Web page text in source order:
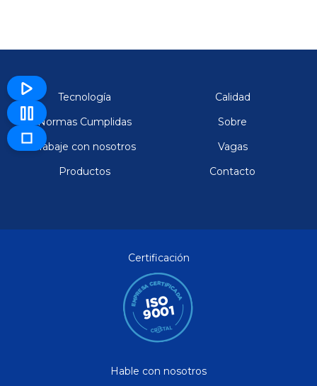
Tecnología
Calidad
Normas Cumplidas
Sobre
Trabaje con nosotros
Vagas
Productos
Contacto
Certificación
Hable con nosotros